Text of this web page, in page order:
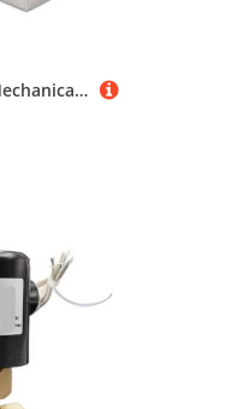
1psc Air Pneumatic Mechanical Valve Toggle Button Switch TAC2-41V 31V 41P 31P 41PP TAC-4V 4P 3P 3V TV-3S(TAC-4PP)(Tac2-41p)